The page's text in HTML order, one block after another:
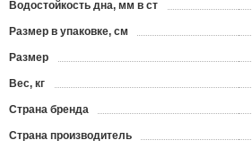
Водостойкость дна, мм в ст
Размер в упаковке, см
Размер
Вес, кг
Страна бренда
Страна производитель